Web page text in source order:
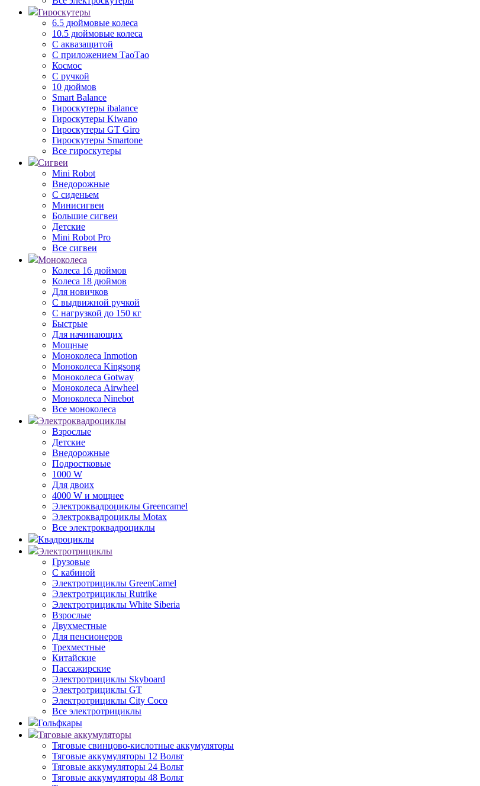
Гироскутеры
6.5 дюймовые колеса
10.5 дюймовые колеса
С аквазащитой
С приложением ТаоТао
Космос
С ручкой
10 дюймов
Smart Balance
Гироскутеры ibalance
Гироскутеры Kiwano
Гироскутеры GT Giro
Гироскутеры Smartone
Все гироскутеры
Сигвеи
Mini Robot
Внедорожные
С сиденьем
Минисигвеи
Большие сигвеи
Детские
Mini Robot Pro
Все сигвеи
Моноколеса
Колеса 16 дюймов
Колеса 18 дюймов
Для новичков
С выдвижной ручкой
С нагрузкой до 150 кг
Быстрые
Для начинающих
Мощные
Моноколеса Inmotion
Моноколеса Kingsong
Моноколеса Gotway
Моноколеса Airwheel
Моноколеса Ninebot
Все моноколеса
Электроквадроциклы
Взрослые
Детские
Внедорожные
Подростковые
1000 W
Для двоих
4000 W и мощнее
Электроквадроциклы Greencamel
Электроквадроциклы Motax
Все электроквадроциклы
Квадроциклы
Электротрициклы
Грузовые
С кабиной
Электротрициклы GreenCamel
Электротрициклы Rutrike
Электротрициклы White Siberia
Взрослые
Двухместные
Для пенсионеров
Трехместные
Китайские
Пассажирские
Электротрициклы Skyboard
Электротрициклы GT
Электротрициклы City Coco
Все электротрициклы
Гольфкары
Тяговые аккумуляторы
Тяговые свинцово-кислотные аккумуляторы
Тяговые аккумуляторы 12 Вольт
Тяговые аккумуляторы 24 Вольт
Тяговые аккумуляторы 48 Вольт